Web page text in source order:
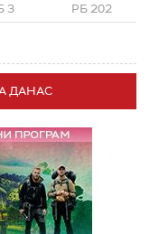
3 РБ 202
ДАНАС